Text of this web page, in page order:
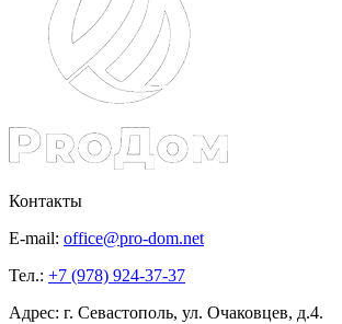
Контакты
E-mail: office@pro-dom.net
Тел.: +7 (978) 924-37-37
Адрес: г. Севастополь, ул. Очаковцев, д.4.